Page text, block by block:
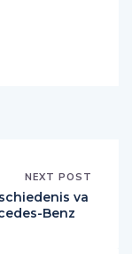
va
Benz